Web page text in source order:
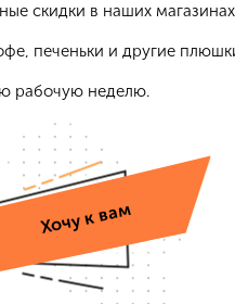
скидки в наших
печеньки и другие
рабочую неделю.
Хочу к вам